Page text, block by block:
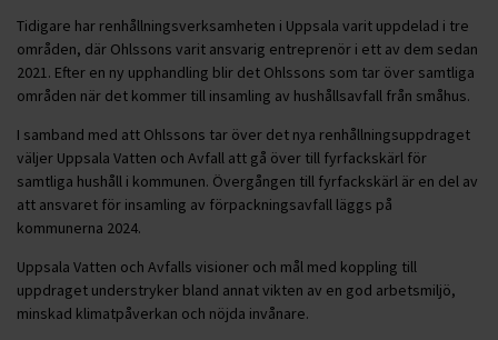
Tidigare har renhållningsverksamheten i Uppsala varit uppdelad i tre
områden, där Ohlssons varit ansvarig entreprenör i ett av dem sedan
2021. Efter en ny upphandling blir det Ohlssons som tar över samtliga
områden när det kommer till insamling av hushållsavfall från småhus.
I samband med att Ohlssons tar över det nya renhållningsuppdraget
väljer Uppsala Vatten och Avfall att gå över till fyrfackskärl för
samtliga hushåll i kommunen. Övergången till fyrfackskärl är en del av
att ansvaret för insamling av förpackningsavfall läggs på
kommunerna 2024.
Uppsala Vatten och Avfalls visioner och mål med koppling till
uppdraget understryker bland annat vikten av en god arbetsmiljö,
minskad klimatpåverkan och nöjda invånare.